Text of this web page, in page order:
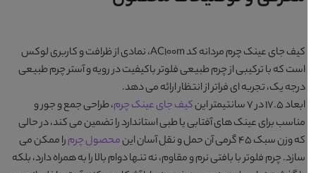
کیف جای عینک چرم مردانه کد AC100m
، نمادی از ظرافت و کاربری لوکس
است که با ترکیبی از چرم طبیعی فلوتر باکیفیت در رویه و آستر چرم طبیعی
درجه یک، تجربه ای فراتر از انتظار ارائه می دهد.
ابعاد 17.5 در 7 سانتیمتر این
کیف جای عینک چرم، طراحی جمع و جور و
مناسب برای عینک های آفتابی یا طبی استاندارد را تضمین می کند، در حالی
که وزن سبک 45 گرمی آن حمل و نقل آسان این
محصول چرمرا ممکن می
سازد. چرم فلوتر با بافتی نرم و مقاوم، نه تنها دوام بالا را به همراه دارد، بلکه